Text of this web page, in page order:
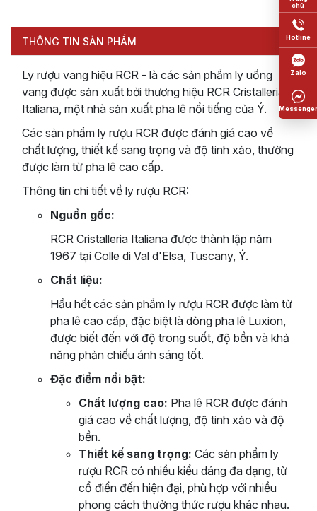
THÔNG TIN SẢN PHẨM
Ly rượu vang hiệu RCR - là các sản phẩm ly uống
vang được sản xuất bởi thương hiệu RCR Cristalleria
Italiana, một nhà sản xuất pha lê nổi tiếng của Ý.
Các sản phẩm ly rượu RCR được đánh giá cao về
chất lượng, thiết kế sang trọng và độ tinh xảo, thường
được làm từ pha lê cao cấp.
Thông tin chi tiết về ly rượu RCR:
Nguồn gốc:
RCR Cristalleria Italiana được thành lập năm
1967 tại Colle di Val d'Elsa, Tuscany, Ý.
Chất liệu:
Hầu hết các sản phẩm ly rượu RCR được làm từ
pha lê cao cấp, đặc biệt là dòng pha lê Luxion,
được biết đến với độ trong suốt, độ bền và khả
năng phản chiếu ánh sáng tốt.
Đặc điểm nổi bật:
Chất lượng cao: Pha lê RCR được đánh
giá cao về chất lượng, độ tinh xảo và độ
bền.
Thiết kế sang trọng: Các sản phẩm ly
rượu RCR có nhiều kiểu dáng đa dạng, từ
cổ điển đến hiện đại, phù hợp với nhiều
phong cách thưởng thức rượu khác nhau.